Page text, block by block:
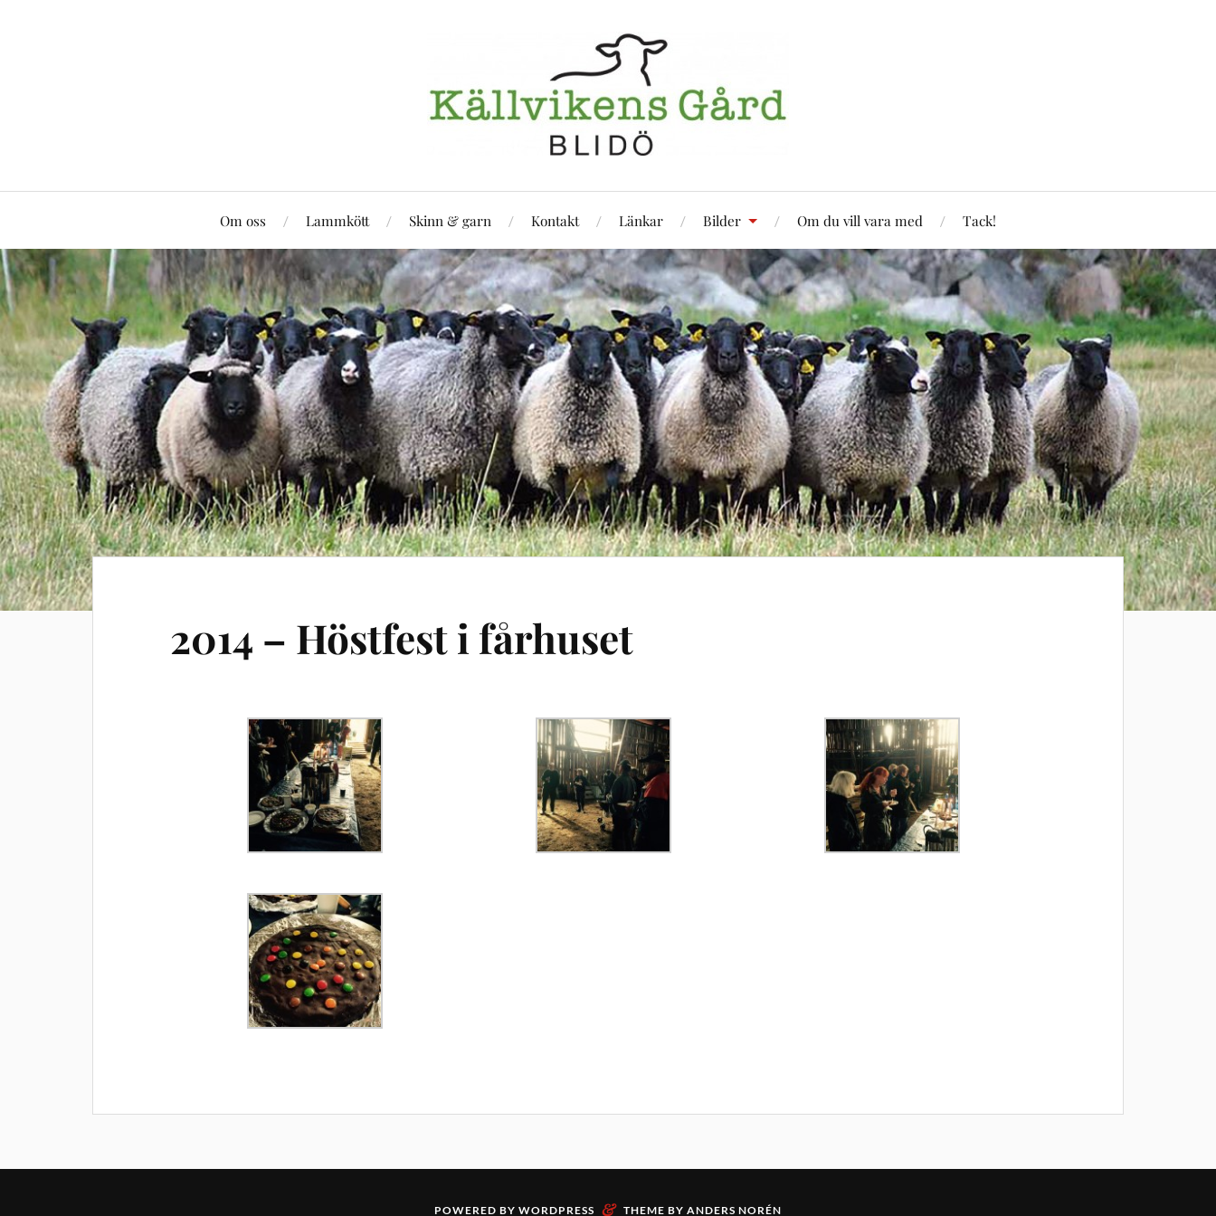
Om oss Lammkött Skinn & garn Kontakt Länkar Bilder Om du vill vara med Tack!
2014 – Höstfest i fårhuset
POWERED BY WORDPRESS & THEME BY ANDERS NORÉN